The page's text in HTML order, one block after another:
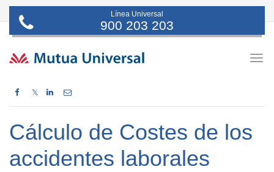
Línea Universal
900 203 203
𝕏
Cálculo de Costes de los
accidentes laborales